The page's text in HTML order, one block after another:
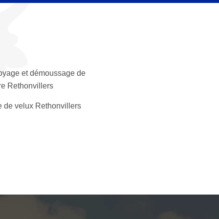
et démoussage de
Rethonvillers
de velux Rethonvillers